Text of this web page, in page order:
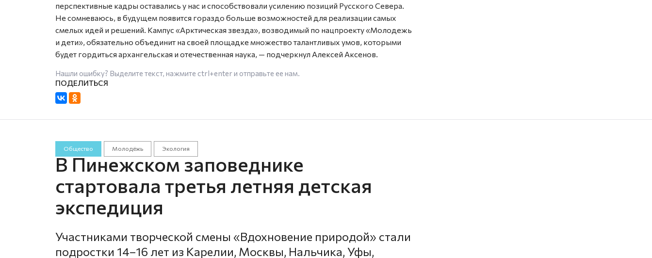
перспективные кадры оставались у нас и способствовали усилению позиций Русского Севера.
Не сомневаюсь, в будущем появится гораздо больше возможностей для реализации самых
смелых идей и решений. Кампус «Арктическая звезда», возводимый по нацпроекту «Молодежь
и дети», обязательно объединит на своей площадке множество талантливых умов, которыми
будет гордиться архангельская и отечественная наука, — подчеркнул Алексей Аксенов.
Нашли ошибку? Выделите текст, нажмите ctrl+enterи отправьте ее нам.
Общество Молодёжь Экология
В Пинежском заповеднике
стартовала третья летняя детская
экспедиция
Участниками творческой смены «Вдохновение природой» стали
подростки 14–16 лет из Карелии, Москвы, Нальчика, Уфы,